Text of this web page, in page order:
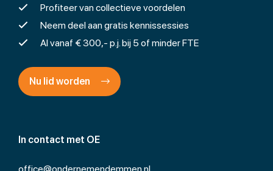
In contact met OE
Profiteer van collectieve voordelen
Neem deel aan gratis kennissessies
Al vanaf € 300,- p.j. bij 5 of minder FTE
Nu lid worden